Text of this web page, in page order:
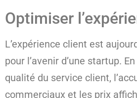
Optimiser
L’expérience client est
pour l’avenir d’une startup.
qualité du service client,
commerciaux et les prix